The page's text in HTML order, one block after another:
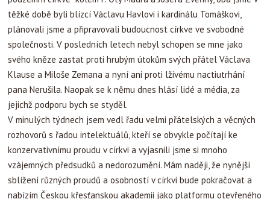
těžké době byli blízcí Václavu Havlovi i kardinálu Tomáškovi,
plánovali jsme a připravovali budoucnost církve ve svobodné
společnosti. V posledních letech nebyl schopen se mne jako
svého kněze zastat proti hrubým útokům svých přátel Václava
Klause a Miloše Zemana a nyní ani proti lživému nactiutrhání
pana Nerušila. Naopak se k němu dnes hlásí lidé a média, za
jejichž podporu bych se styděl.
V minulých týdnech jsem vedl řadu velmi přátelských a věcných
rozhovorů s řadou intelektuálů, kteří se obvykle počítají ke
konzervativnímu proudu v církvi a vyjasnili jsme si mnoho
vzájemných předsudků a nedorozumění. Mám naději, že nynější
sblížení různých proudů a osobností v církvi bude pokračovat a
nabízím Českou křesťanskou akademii jako platformu otevřeného